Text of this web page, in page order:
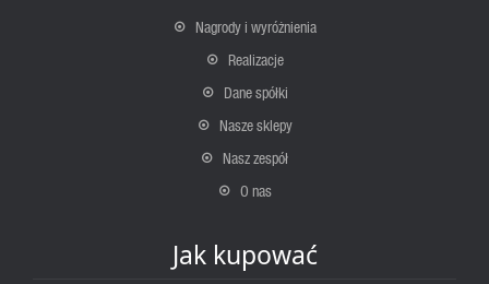
Nagrody i wyróżnienia
Realizacje
Dane spółki
Nasze sklepy
Nasz zespół
O nas
Jak kupować